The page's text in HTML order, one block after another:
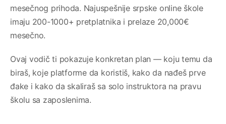
mesečnog prihoda. Najuspešnije srpske online škole
imaju 200-1000+ pretplatnika i prelaze 20,000€
mesečno.
Ovaj vodič ti pokazuje konkretan plan — koju temu da
biraš, koje platforme da koristiš, kako da nađeš prve
đake i kako da skaliraš sa solo instruktora na pravu
školu sa zaposlenima.